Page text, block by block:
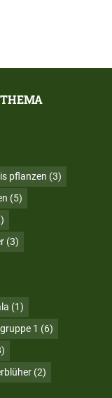
pflanzen (3)
(5)
(3)
(1)
1 (6)
(2)